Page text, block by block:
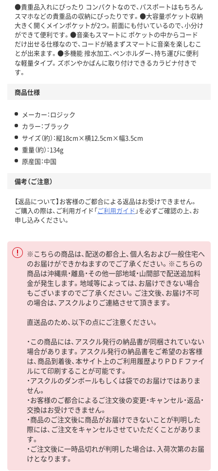
●貴重品入れにぴったり コンパクトなので、パスポートはもちろん
スマホなどの貴重品の収納にぴったりです。●大容量ポケット収納
大きく開くメインポケットが2つ。前面にも付いているので、小分け
ができて便利です。●音楽もスマートに ポケットの中からコード
だけ出せる仕様なので、コードが絡まずスマートに音楽を楽しむこ
とが出来ます。●多機能 撥水加工、ペンホルダー、持ち運びに便利
な軽量タイプ。ズボンやかばんに取り付けできるカラビナ付きで
す。
商品仕様
メーカー：ロジック
カラー：ブラック
サイズ（約）：縦18cm×横12.5cm×幅3.5cm
重量（約）：134g
原産国：中国
備考（ご注意）
【返品について】お客様のご都合による返品はお受けできません。
ご購入の際は、ご利用ガイド「ご利用ガイド 」を必ずご確認の上、お
申し込みください。
※こちらの商品は、配送の都合上、個人名および一般住宅へ
のお届けができかねますのでご了承ください。※こちらの
商品は沖縄県・離島・その他一部地域・山間部で配送追加料
金が発生します。地域等によっては、お届けできない場合
もございますのでご了承ください。ご注文後、お届け不可
の場合は、アスクルよりご連絡させて頂きます。
直送品のため、以下の点にご注意ください。
・この商品には、アスクル発行の納品書が同梱されていない
場合があります。アスクル発行の納品書をご希望のお客様
は、商品到着後、本サイト上のご利用履歴よりＰＤＦファイ
ルにて印刷することが可能です。
・アスクルのダンボールもしくは袋でのお届けではありま
せん。
・お客様のご都合によるご注文後の変更・キャンセル・返品・
交換はお受けできません。
・商品のご注文後に商品がお届けできないことが判明した
際には、ご注文をキャンセルさせていただくことがありま
す。
・ご注文後に一時品切れが判明した場合は、入荷次第のお届
けとなります。